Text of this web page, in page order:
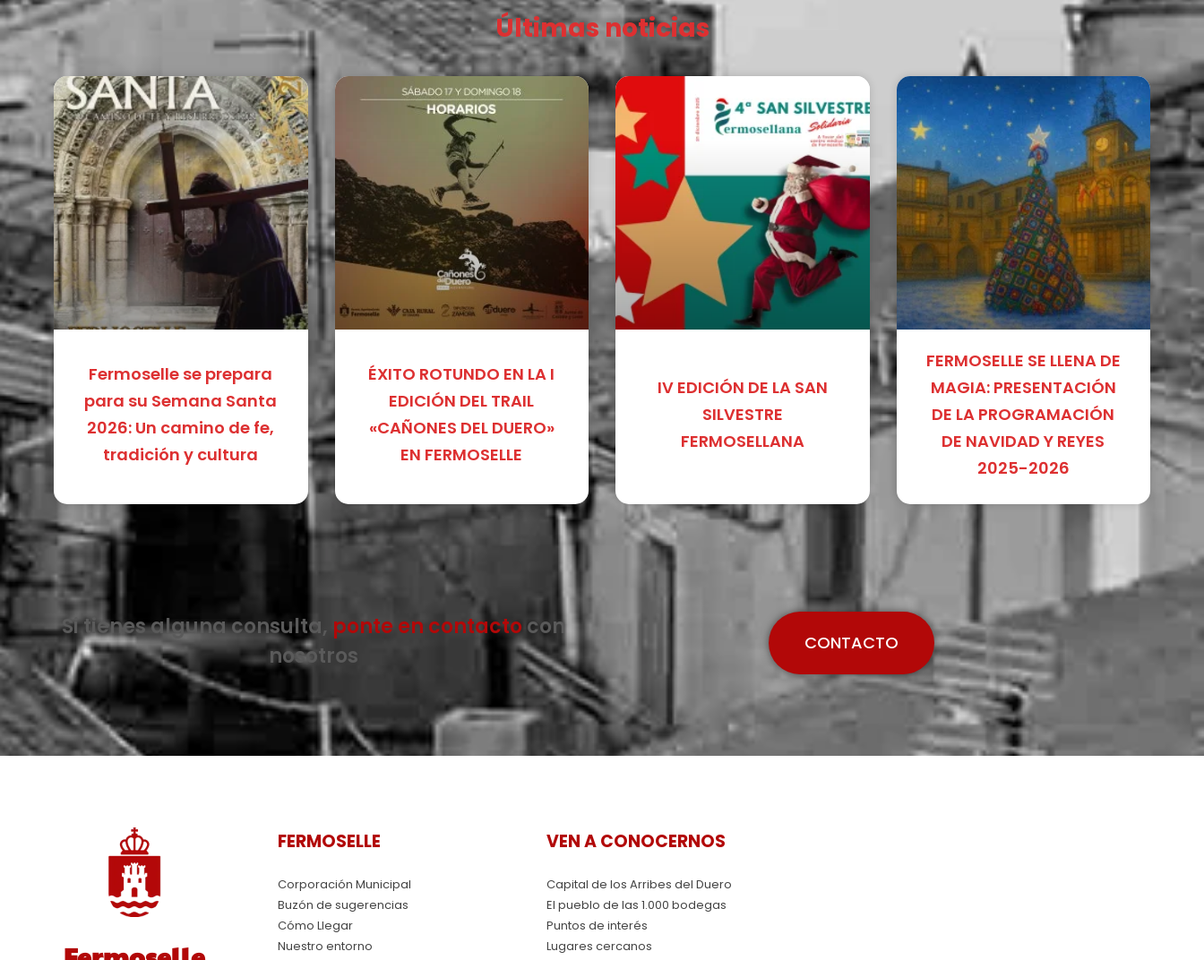
Últimas noticias
Fermoselle se prepara
para su Semana Santa
2026: Un camino de fe,
tradición y cultura
ÉXITO ROTUNDO EN LA I
EDICIÓN DEL TRAIL
«CAÑONES DEL DUERO»
EN FERMOSELLE
IV EDICIÓN DE LA SAN
SILVESTRE
FERMOSELLANA
FERMOSELLE SE LLENA DE
MAGIA: PRESENTACIÓN
DE LA PROGRAMACIÓN
DE NAVIDAD Y REYES
2025-2026
Si tienes alguna consulta, ponte en contacto con
nosotros
CONTACTO
FERMOSELLE
Corporación Municipal
Buzón de sugerencias
Cómo Llegar
Nuestro entorno
VEN A CONOCERNOS
Capital de los Arribes del Duero
El pueblo de las 1.000 bodegas
Puntos de interés
Lugares cercanos